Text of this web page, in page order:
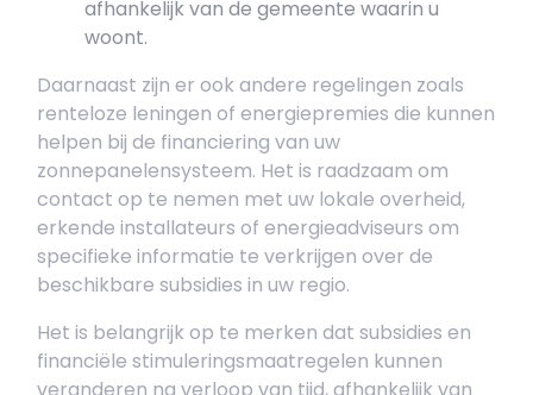
afhankelijk van de gemeente waarin u
woont.
Daarnaast zijn er ook andere regelingen zoals
renteloze leningen of energiepremies die kunnen
helpen bij de financiering van uw
zonnepanelensysteem. Het is raadzaam om
contact op te nemen met uw lokale overheid,
erkende installateurs of energieadviseurs om
specifieke informatie te verkrijgen over de
beschikbare subsidies in uw regio.
Het is belangrijk op te merken dat subsidies en
financiële stimuleringsmaatregelen kunnen